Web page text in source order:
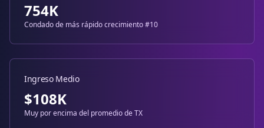
754K
Condado de más rápido crecimiento #10
Ingreso Medio
$108K
Muy por encima del promedio de TX